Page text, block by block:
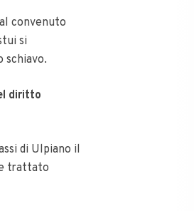
convenuto
si
schiavo.
diritto
di Ulpiano il
trattato